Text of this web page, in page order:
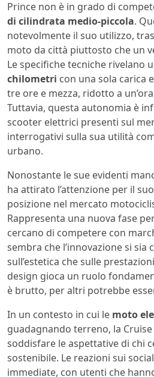
Prince non è in grado di
di cilindrata medio-piccola.
notevolmente il suo utilizzo,
moto da città piuttosto che un
Le specifiche tecniche rivelano
chilometri con una sola carica
tre ore e mezza, ridotto a
Tuttavia, questa autonomia è
scooter elettrici presenti sul
interrogativi sulla sua utilità
urbano.
Nonostante le sue evidenti
ha attirato l’attenzione per il
posizione nel mercato
Rappresenta una nuova fase
cercano di competere con
sembra che l’innovazione si sia
sull’estetica che sulle
design gioca un ruolo
è brutto, per altri potrebbe
In un contesto in cui le moto
guadagnando terreno, la
soddisfare le aspettative di chi
sostenibile. Le reazioni sui
immediate, con utenti che